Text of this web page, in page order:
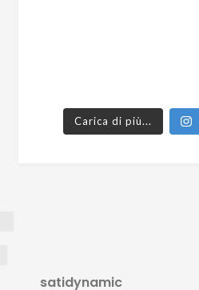
Carica di più...
satidynamic